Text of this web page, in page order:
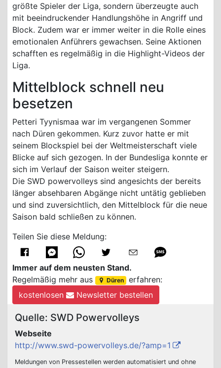
größte Spieler der Liga, sondern überzeugte auch
mit beeindruckender Handlungshöhe in Angriff und
Block. Zudem war er immer weiter in die Rolle eines
emotionalen Anführers gewachsen. Seine Aktionen
schafften es regelmäßig in die Highlight-Videos der
Liga.
Mittelblock schnell neu
besetzen
Petteri Tyynismaa war im vergangenen Sommer
nach Düren gekommen. Kurz zuvor hatte er mit
seinem Blockspiel bei der Weltmeisterschaft viele
Blicke auf sich gezogen. In der Bundesliga konnte er
sich im Verlauf der Saison weiter steigern.
Die SWD powervolleys sind angesichts der bereits
länger absehbaren Abgänge nicht untätig geblieben
und sind zuversichtlich, den Mittelblock für die neue
Saison bald schließen zu können.
Teilen Sie diese Meldung:
Immer auf dem neusten Stand.
Regelmäßig mehr aus
Düren
erfahren:
kostenlosen
Newsletter bestellen
Quelle: SWD Powervolleys
Webseite
http://www.swd-powervolleys.de/?amp=1
Meldungen von Pressestellen werden automatisiert und ohne